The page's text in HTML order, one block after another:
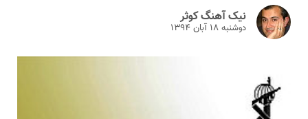
نیک آهنگ کوثر
دوشنبه ۱۸ آبان ۱۳۹۴